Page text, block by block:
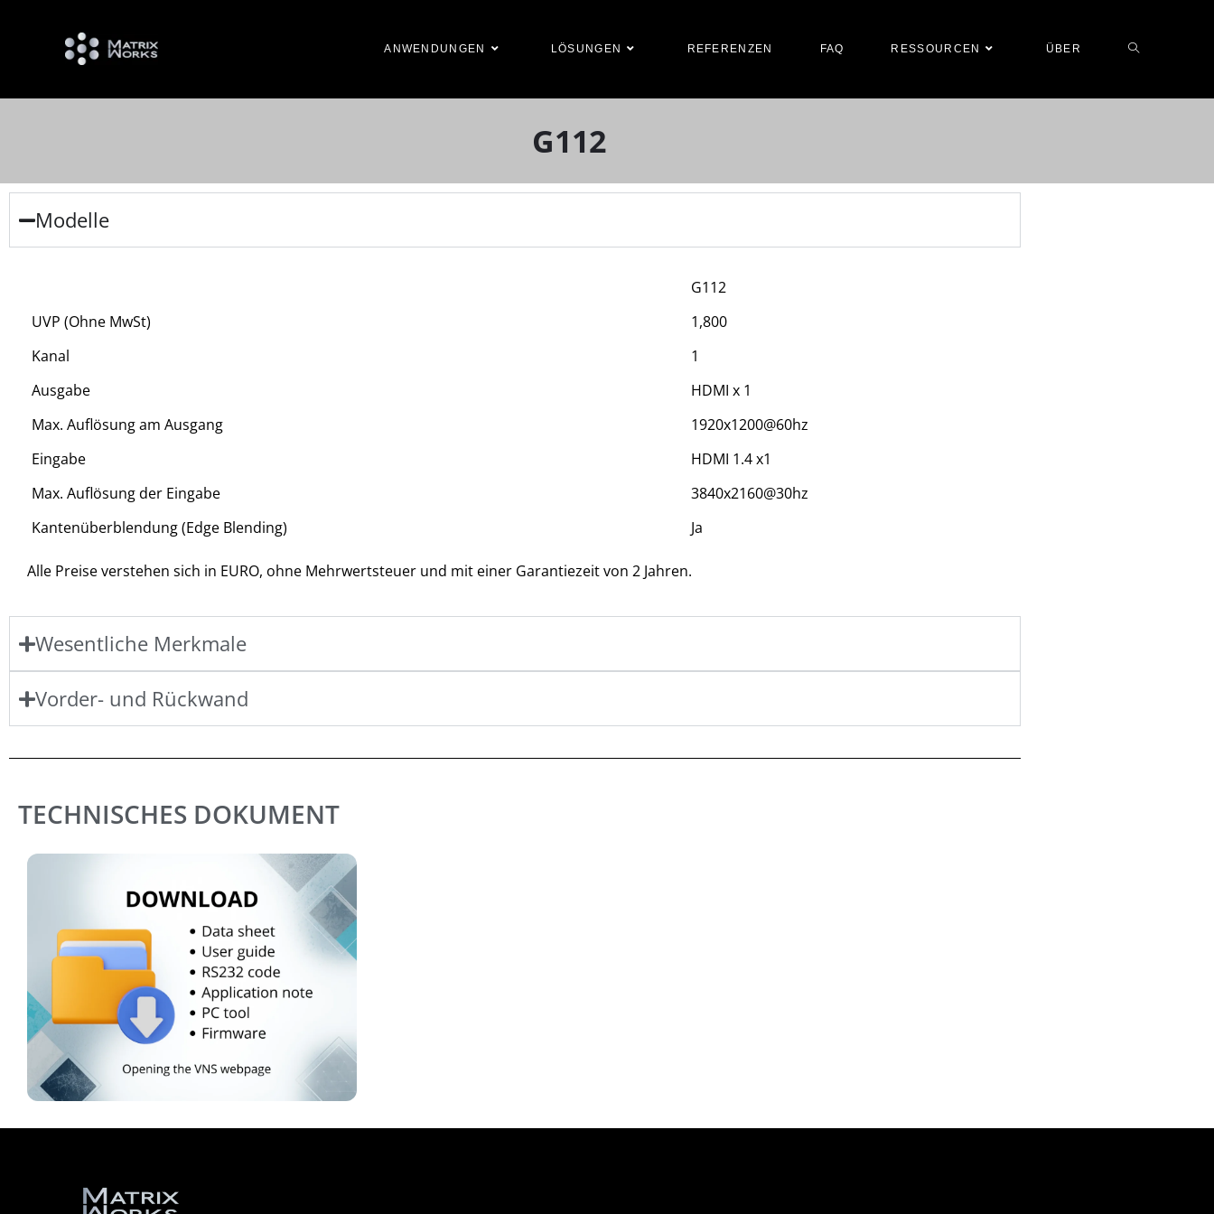
ANWENDUNGEN LÖSUNGEN REFERENZEN FAQ RESSOURCEN ÜBER
G112
Modelle
G112
UVP (Ohne MwSt)
1,800
Kanal
1
Ausgabe
HDMI x 1
Max. Auflösung am Ausgang
1920x1200@60hz
Eingabe
HDMI 1.4 x1
Max. Auflösung der Eingabe
3840x2160@30hz
Kantenüberblendung (Edge Blending)
Ja
Alle Preise verstehen sich in EURO, ohne Mehrwertsteuer und mit einer Garantiezeit von 2 Jahren.
Wesentliche Merkmale
Vorder- und Rückwand
TECHNISCHES DOKUMENT